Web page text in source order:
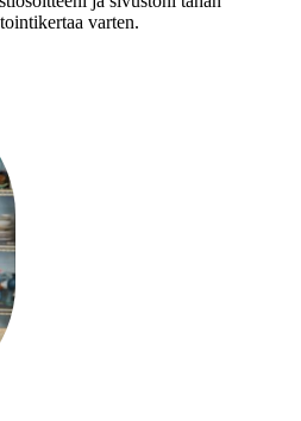
varten.